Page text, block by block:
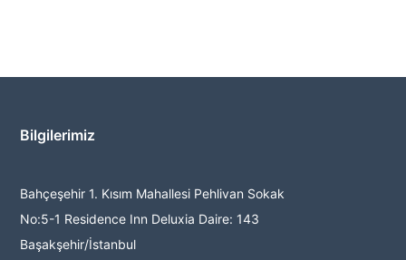
Bilgilerimiz
Bahçeşehir 1. Kısım Mahallesi Pehlivan Sokak
No:5-1 Residence Inn Deluxia Daire: 143
Başakşehir/İstanbul